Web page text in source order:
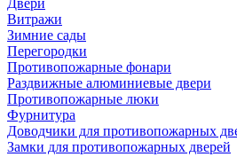
Двери
Витражи
Зимние сады
Перегородки
Противопожарные фонари
Раздвижные алюминиевые двери
Противопожарные люки
Фурнитура
Доводчики для противопожарных
Замки для противопожарных дверей